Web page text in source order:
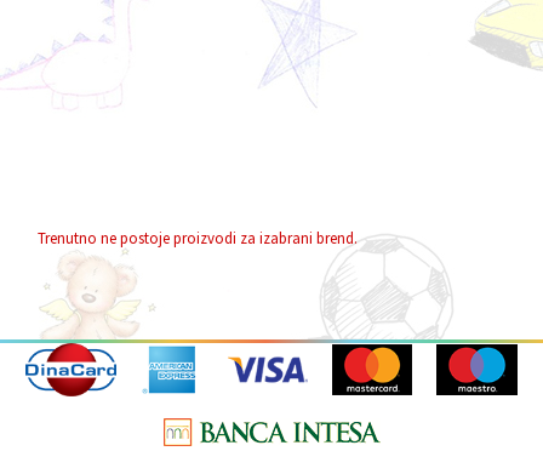
Trenutno ne postoje proizvodi za izabrani brend.